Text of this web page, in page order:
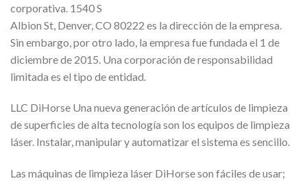
corporativa. 1540 S
Albion St, Denver, CO 80222 es la dirección de la empresa.
Sin embargo, por otro lado, la empresa fue fundada el 1 de
diciembre de 2015. Una corporación de responsabilidad
limitada es el tipo de entidad.
LLC DiHorse Una nueva generación de artículos de limpieza
de superficies de alta tecnología son los equipos de limpieza
láser. Instalar, manipular y automatizar el sistema es sencillo.
Las máquinas de limpieza láser DiHorse son fáciles de usar;